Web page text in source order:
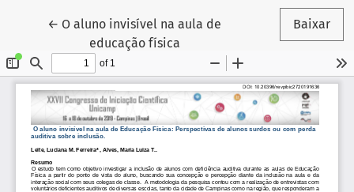
← Voltar aos Detalhes do Artigo
O aluno invisível na aula de
educação física
Baixar